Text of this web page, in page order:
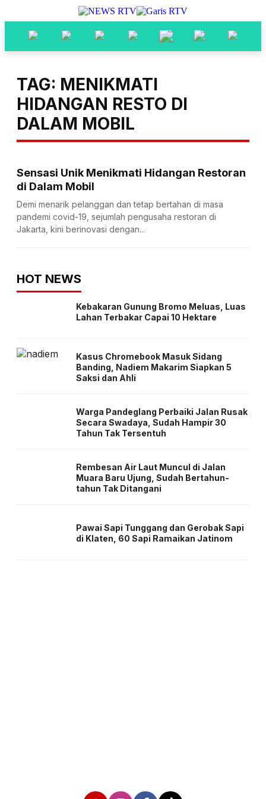
TAG: MENIKMATI
HIDANGAN RESTO DI
DALAM MOBIL
Sensasi Unik Menikmati Hidangan Restoran
di Dalam Mobil
Demi menarik pelanggan dan tetap bertahan di masa
pandemi covid-19, sejumlah pengusaha restoran di
Jakarta, kini berinovasi dengan...
HOT NEWS
Kebakaran Gunung Bromo Meluas, Luas
Lahan Terbakar Capai 10 Hektare
Kasus Chromebook Masuk Sidang
Banding, Nadiem Makarim Siapkan 5
Saksi dan Ahli
Warga Pandeglang Perbaiki Jalan Rusak
Secara Swadaya, Sudah Hampir 30
Tahun Tak Tersentuh
Rembesan Air Laut Muncul di Jalan
Muara Baru Ujung, Sudah Bertahun-
tahun Tak Ditangani
Pawai Sapi Tunggang dan Gerobak Sapi
di Klaten, 60 Sapi Ramaikan Jatinom